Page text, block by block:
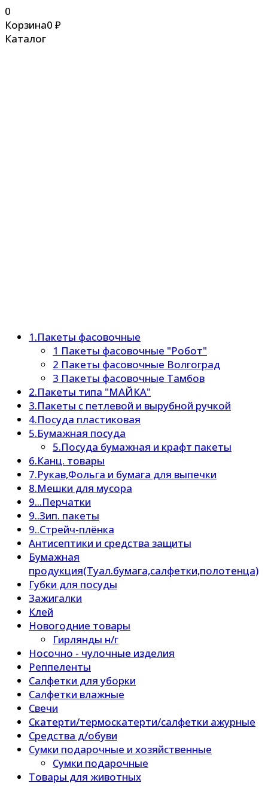
0
Корзина0 ₽
Каталог
1.Пакеты фасовочные
1 Пакеты фасовочные "Робот"
2 Пакеты фасовочные Волгоград
3 Пакеты фасовочные Тамбов
2.Пакеты типа "МАЙКА"
3.Пакеты с петлевой и вырубной ручкой
4.Посуда пластиковая
5.Бумажная посуда
5.Посуда бумажная и крафт пакеты
6.Канц. товары
7.Рукав,Фольга и бумага для выпечки
8.Мешки для мусора
9...Перчатки
9..Зип. пакеты
9..Стрейч-плёнка
Антисептики и средства защиты
Бумажная
продукция(Туал.бумага,салфетки,полотенца)
Губки для посуды
Зажигалки
Клей
Новогодние товары
Гирлянды н/г
Носочно - чулочные изделия
Реппеленты
Салфетки для уборки
Салфетки влажные
Свечи
Скатерти/термоскатерти/салфетки ажурные
Средства д/обуви
Сумки подарочные и хозяйственные
Сумки подарочные
Товары для животных